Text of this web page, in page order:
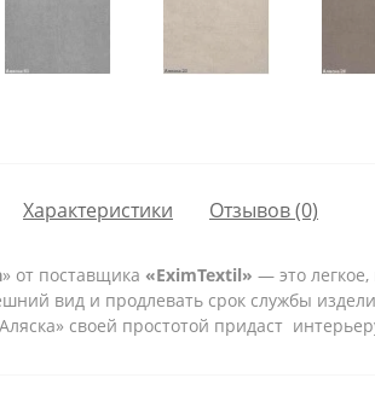
Характеристики Отзывов (0)
» от поставщика «EximTextil» — это легкое,
вид и продлевать срок службы
своей простотой придаст